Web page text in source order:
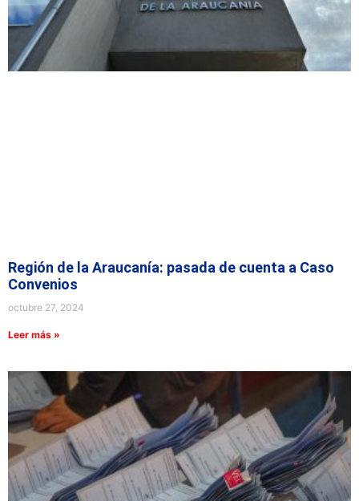
Región de la Araucanía: pasada de cuenta a Caso
Convenios
octubre 27, 2024
Leer más »